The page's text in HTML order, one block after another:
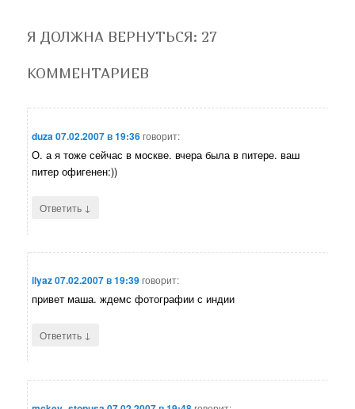
Я ДОЛЖНА ВЕРНУТЬСЯ: 27
КОММЕНТАРИЕВ
duza 07.02.2007 в 19:36говорит:
О. а я тоже сейчас в москве. вчера была в питере. ваш
питер офигенен:))
Ответить ↓
ilyaz07.02.2007 в 19:39говорит:
привет маша. ждемс фотографии с индии
Ответить ↓